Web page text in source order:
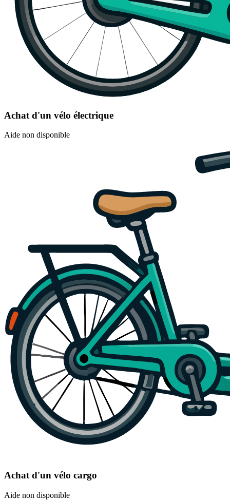
Achat d'un vélo électrique
Aide non disponible
Achat d'un vélo cargo
Aide non disponible